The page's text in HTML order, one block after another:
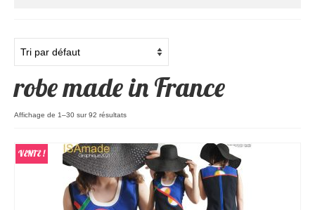
La Boutique
Blog des créations
Mon Compte
Mon Panier
Les dessous d’ISAmade : L’histoire !
robe made in France
Affichage de 1–30 sur 92 résultats
VENTE !